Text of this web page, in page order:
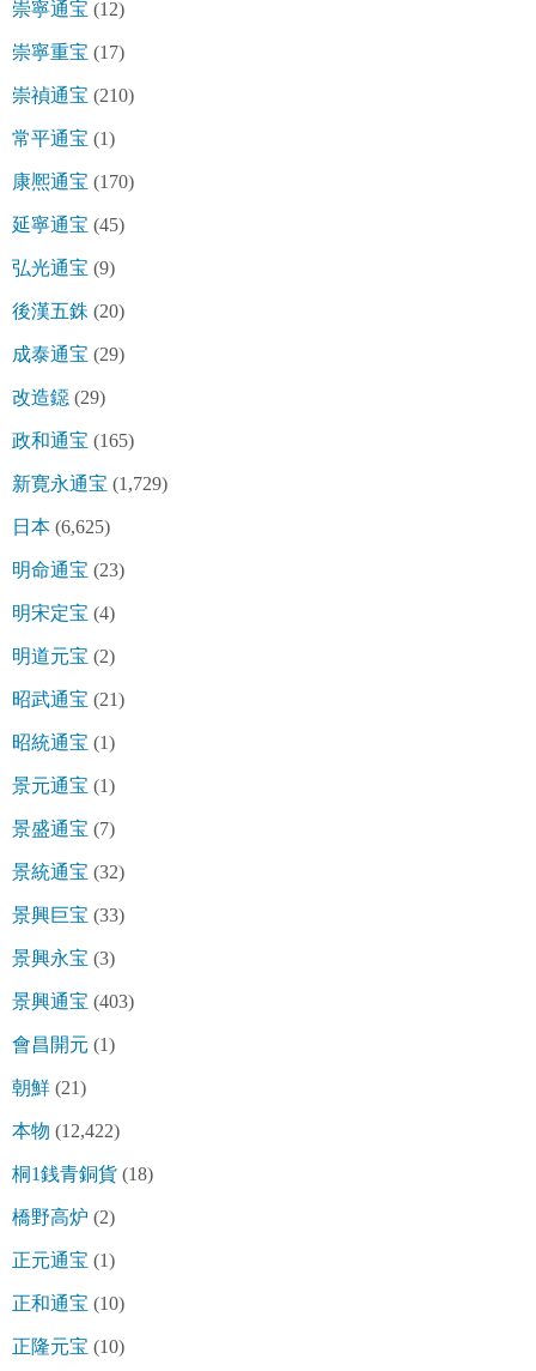
崇寧通宝 (12)
崇寧重宝 (17)
崇禎通宝 (210)
常平通宝 (1)
康熈通宝 (170)
延寧通宝 (45)
弘光通宝 (9)
後漢五銖 (20)
成泰通宝 (29)
改造鐚 (29)
政和通宝 (165)
新寛永通宝 (1,729)
日本 (6,625)
明命通宝 (23)
明宋定宝 (4)
明道元宝 (2)
昭武通宝 (21)
昭統通宝 (1)
景元通宝 (1)
景盛通宝 (7)
景統通宝 (32)
景興巨宝 (33)
景興永宝 (3)
景興通宝 (403)
會昌開元 (1)
朝鮮 (21)
本物 (12,422)
桐1銭青銅貨 (18)
橋野高炉 (2)
正元通宝 (1)
正和通宝 (10)
正隆元宝 (10)